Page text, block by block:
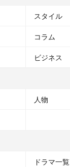
スタイル
コラム
ビジネス
人物
ドラマ一覧